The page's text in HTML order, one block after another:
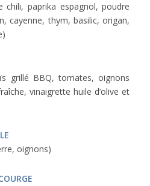
paprika espagnol, poudre
cayenne, thym, basilic, origan,
grillé BBQ, tomates, oignons
vinaigrette huile d’olive et
oignons)